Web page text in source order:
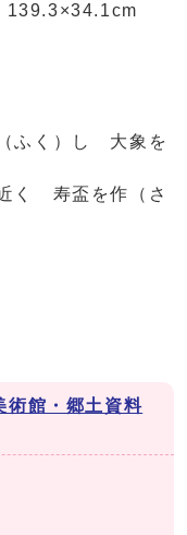
ふく）し 大象を
寿盃を作（さ
術館・郷土資料